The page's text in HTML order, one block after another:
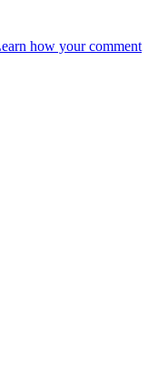
how your comment